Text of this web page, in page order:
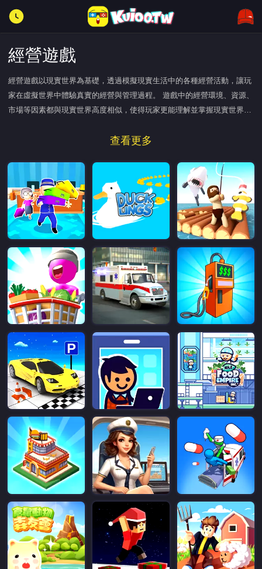
經營遊戲
經營遊戲以現實世界為基礎，透過模擬現實生活中的各種經營活動，讓玩
家在虛擬世界中體驗真實的經營與管理過程。 遊戲中的經營環境、資源、
市場等因素都與現實世界高度相似，使得玩家更能理解並掌握現實世界的
查看更多